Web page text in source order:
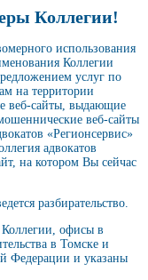
Коллегии!
использования
Коллегии
услуг по
на территории
веб-сайты, выдающие
веб-сайты
«Регионсервис»
адвокатов
на котором Вы сейчас
разбирательство.
офисы в
в Томске и
Федерации и указаны